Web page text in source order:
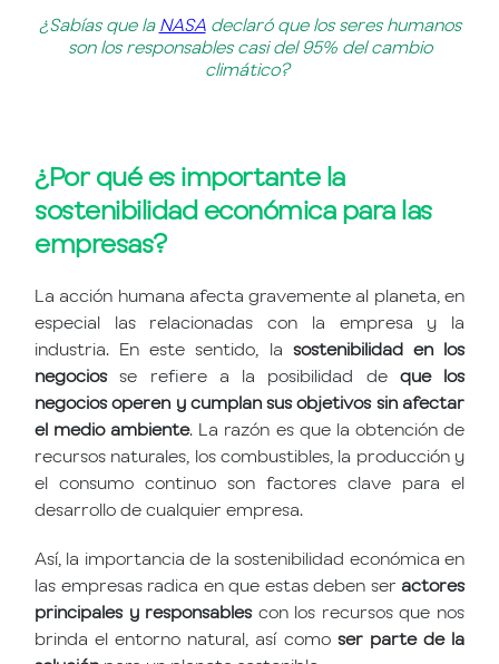
¿Sabías que la NASAdeclaró que los seres humanos
son los responsables casi del 95% del cambio
climático?
¿Por qué es importante la
sostenibilidad económica para las
empresas?
La acción humana afecta gravemente al planeta, en
especial las relacionadas con la empresa y la
industria. En este sentido, la sostenibilidad en los
negociosse refiere a la posibilidad de que los
negocios operen y cumplan sus objetivos sin afectar
el medio ambiente. La razón es que la obtención de
recursos naturales, los combustibles, la producción y
el consumo continuo son factores clave para el
desarrollo de cualquier empresa.
Así, la importancia de la sostenibilidad económica en
las empresas radica en que estas deben ser actores
principales y responsablescon los recursos que nos
brinda el entorno natural, así como ser parte de la